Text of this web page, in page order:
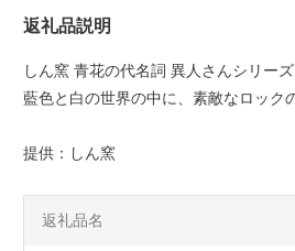
返礼品説明
しん窯 青花の代名詞 異人さんシリー
藍色と白の世界の中に、素敵なロック
提供：しん窯
返礼品名